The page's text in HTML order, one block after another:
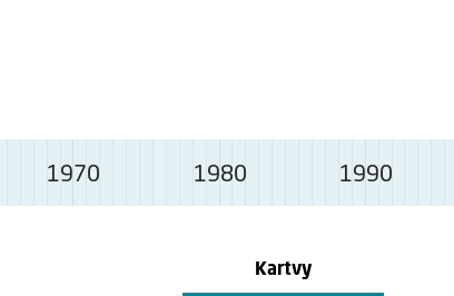
1970 1980 1990
Kartvy